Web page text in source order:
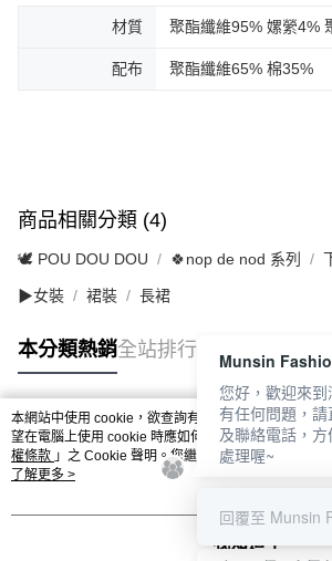
材質 聚酯纖維95% 嫘縈4%
配布 聚酯纖維65% 棉35%
商品相關分類 (4)
🕊️ POU DOU DOU 🍀nop de nod 系列
▶女裝 裙裝 長裙
本分類熱銷全站排行
熱門標籤
本網站中使用 cookie，欲查詢有關本網站使用 cookie
望在電腦上使用 cookie 時應如何變更電腦的 cookie
權條款 」之 Cookie 聲明。您繼續使用本網站即表示
用條款之 Cookie 聲明使用 cookie。
了解更多 >
我知道了
Munsin
您好，歡迎來到
有任何問題，
及聯絡電話，
處理喔~
回覆至 Munsin